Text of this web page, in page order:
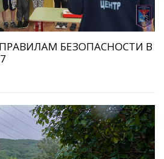
БЕЗОПАСНОСТИ В